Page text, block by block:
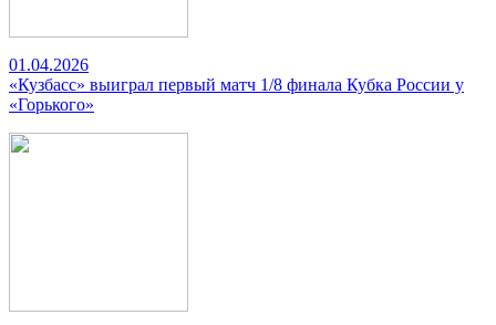
01.04.2026
«Кузбасс» выиграл первый матч 1/8 финала Кубка России у
«Горького»